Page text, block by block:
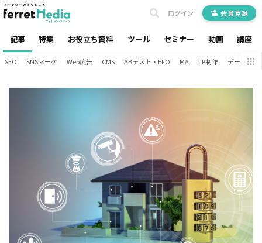
記事 特集 お役立ち資料 ツール セミナー 動画 講座
ログイン 会員登録
SEO SNSマーケ Web広告 CMS ABテスト・EFO MA LP制作 データ分析